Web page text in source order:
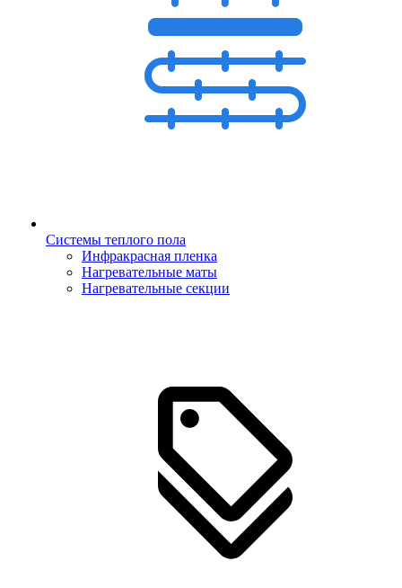
Системы теплого пола
Инфракрасная пленка
Нагревательные маты
Нагревательные секции